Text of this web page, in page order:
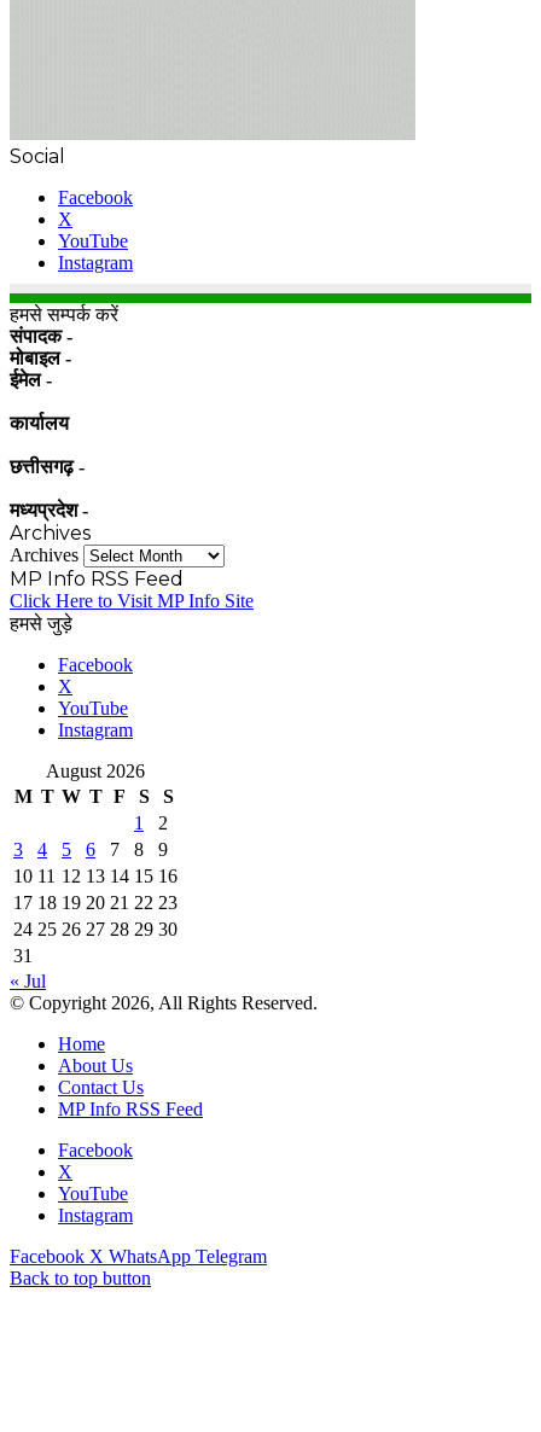
Social
Facebook
X
YouTube
Instagram
हमसे सम्पर्क करें
संपादक -
मोबाइल -
ईमेल -
कार्यालय
छत्तीसगढ़ -
मध्यप्रदेश -
Archives
Archives
MP Info RSS Feed
Click Here to Visit MP Info Site
हमसे जुड़े
Facebook
X
YouTube
Instagram
August 2026
M T W T F S
S
1
2
3
4 5 6 7 8
9
10 11 12 13 14 15 16
17 18 19 20 21 22 23
24 25 26 27 28 29 30
31
« Jul
© Copyright 2026, All Rights Reserved.
Home
About Us
Contact Us
MP Info RSS Feed
Facebook
X
YouTube
Instagram
Facebook X WhatsApp Telegram
Back to top button